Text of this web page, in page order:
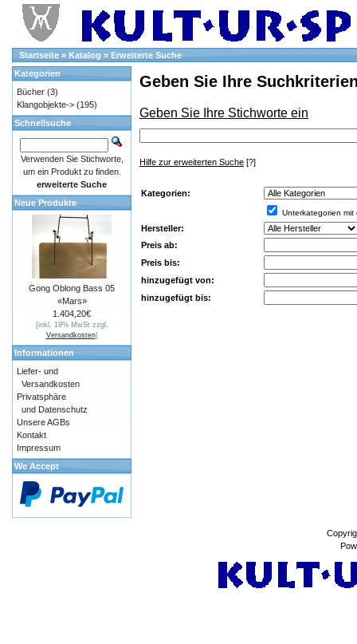
Startseite » Katalog » Erweiterte Suche
Geben Sie Ihre
Geben Sie Ihre Stichworte ein
Hilfe zur erweiterten Suche [?]
Kategorien:
Unterkategorien mit
Hersteller:
Preis ab:
Preis bis:
hinzugefügt von:
hinzugefügt bis:
Kategorien
Bücher (3)
Klangobjekte-> (195)
Schnellsuche
Verwenden Sie Stichworte,
um ein Produkt zu finden.
erweiterte Suche
Neue Produkte
Gong Oblong Bass 05
«Mars»
1.404,20€
[inkl. 19% MwSt zzgl.
Versandkosten]
Informationen
Liefer- und
Versandkosten
Privatsphäre
und Datenschutz
Unsere AGBs
Kontakt
Impressum
We Accept